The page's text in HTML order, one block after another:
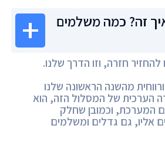
זה? כמה משלמים
חזרה, וזו הדרך שלנו.
מהשנה הראשונה שלנו
הערכית של המסלול הזה, הוא
המערכת, וכמובן שחלק
אליו, גם גדלים ומשלמים